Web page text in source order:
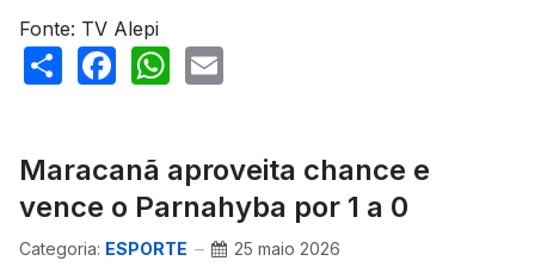
Fonte: TV Alepi
ShareFacebook
WhatsApp
Maracanã aproveita chance e
vence o Parnahyba por 1 a 0
Categoria: ESPORTE 25 maio 2026